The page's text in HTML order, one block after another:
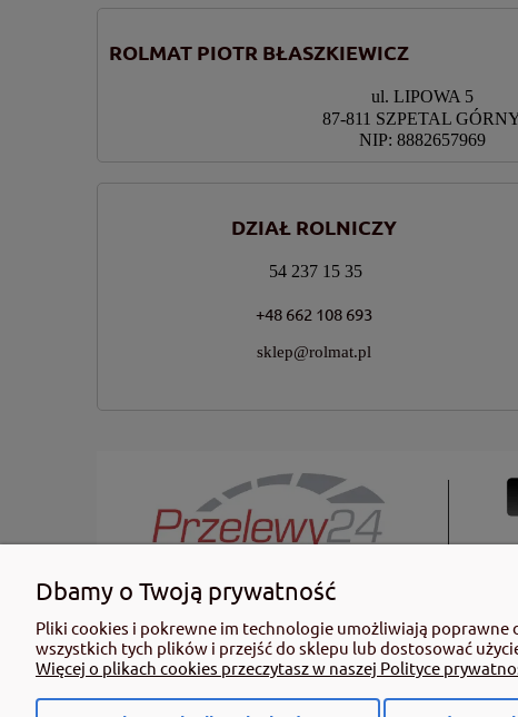
ROLMAT PIOTR BŁASZKIEWICZ
ul. LIPOWA 5
87-811 SZPETAL
NIP: 8882657969
DZIAŁ ROLNICZY
54 237 15 35
+48 662 108 693
sklep@rolmat.pl
KUPUJĄC ŚRODKI OCHRONY ROŚLIN PAMIĘTAJ: Ze
informacje dotyczące produktu. Zwróć uwagę na zwroty
profesjonalnego mogą być nabyte tylko i wyłącznie przez
dn. 8 marca 2013 r. o Środkach Ochrony Roślin Dz. Ustw 2020
Dbamy o Twoją prywatność
Pliki cookies i pokrewne im technologie umożliwiają poprawne
wszystkich tych plików i przejść do sklepu lub dostosować
Więcej o plikach cookies przeczytasz w naszej Polityce